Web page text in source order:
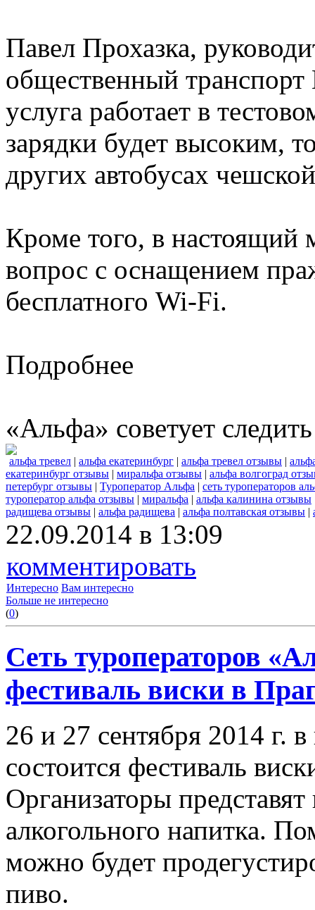
Павел Прохазка,
общественный
услуга работает в
зарядки будет высоким,
других автобусах
Кроме того, в настоящий
вопрос с оснащением
бесплатного Wi-Fi.
Подробнее
«Альфа» советует
альфа тревел | альфа екатеринбург | альфа тревел отзывы |
екатеринбург отзывы | миральфа отзывы | альфа волгоград
петербург отзывы | Туроператор Альфа | сеть туроператоров
туроператор альфа отзывы | миральфа | альфа калинина отзывы
радищева отзывы | альфа радищева | альфа полтавская отзывы |
22.09.2014 в 13:09
комментировать
Интересно Вам интересно
Больше не интересно
(0)
Сеть туроператоров
фестиваль виски в
26 и 27 сентября 2014 г.
состоится фестиваль
Организаторы
алкогольного напитка.
можно будет
пиво.